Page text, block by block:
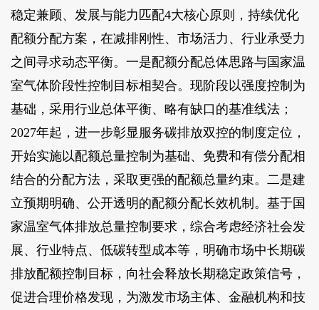
稳定兼顾、发展与能力匹配4大核心原则，持续优化
配额分配方案，在减排刚性、市场活力、行业承受力
之间寻求动态平衡。一是配额分配总体思路与国家温
室气体阶段性控制目标相契合。现阶段以强度控制为
基础，采用行业总体平衡、略有缺口的基准线法；
2027年起，进一步彰显服务碳排放双控的制度定位，
开始实施以配额总量控制为基础、免费和有偿分配相
结合的分配方法，采取更强的配额总量约束。二是建
立预期明确、公开透明的配额分配长效机制。基于国
家温室气体排放总量控制要求，综合考虑经济社会发
展、行业特点、低碳转型成本等，明确市场中长期碳
排放配额控制目标，向社会释放长期稳定政策信号，
促进合理价格发现，为激发市场主体、金融机构和技